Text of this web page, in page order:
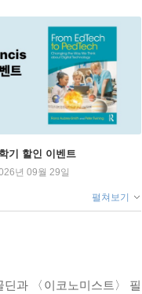
기 할인 이벤트
년 09월 29일
펼쳐보기
딘과 〈이코노미스트〉 필